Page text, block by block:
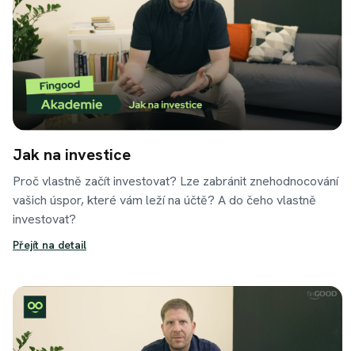
Jak na investice
Proč vlastně začít investovat? Lze zabránit znehodnocování
vašich úspor, které vám leží na účtě? A do čeho vlastně
investovat?
Přejít na detail